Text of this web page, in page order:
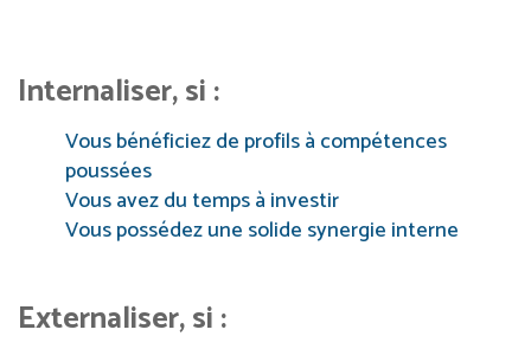
Internaliser, si :
Vous bénéficiez de profils à compétences
poussées
Vous avez du temps à investir
Vous possédez une solide synergie interne
Externaliser, si :